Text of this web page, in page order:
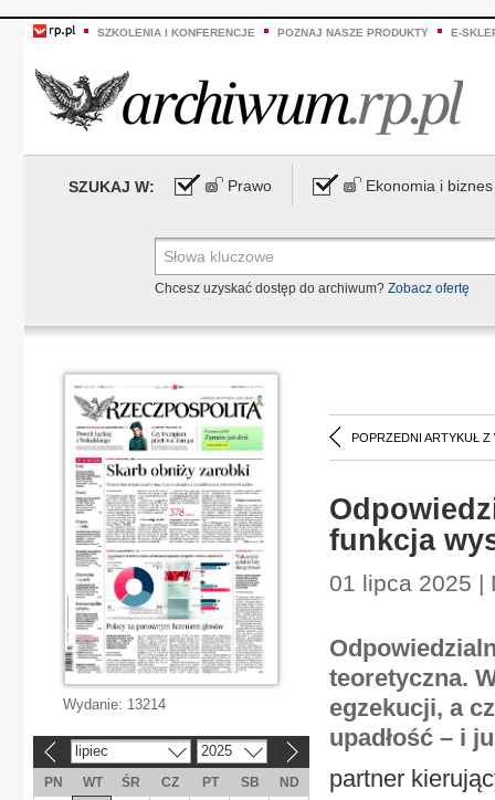
SZKOLENIA I KONFERENCJE POZNAJ NASZE PRODUKTY E-
SZUKAJ W: Prawo Ekonomia i biznes
Chcesz uzyskać dostęp do archiwum? Zobacz ofertę
POPRZEDNI ARTYKUŁ Z
funkcja
01 lipca 2025 |
teoretyczna.
egzekucji, a
upadłość – i
partner
Wydanie: 13214
lipiec 2025
PN WT ŚR CZ PT SB
ND